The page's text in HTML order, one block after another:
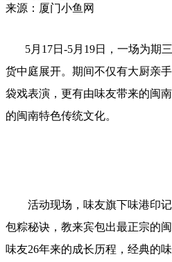
来源：厦门小鱼网
5月17日-5月19日，一场为期三
货中庭展开。期间不仅有大厨亲
袋戏表演，更有由味友带来的闽
的闽南特色传统文化。
活动现场，味友旗下味港印记
包粽秘诀，教来宾包出最正宗的
味友26年来的成长历程，经典的